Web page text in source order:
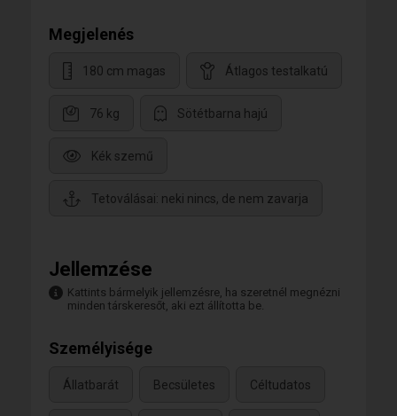
Megjelenés
180 cm magas Átlagos testalkatú
76 kg Sötétbarna hajú
Kék szemű
Tetoválásai: neki nincs, de nem zavarja
Jellemzése
Kattints bármelyik jellemzésre, ha szeretnél megnézni
minden társkeresőt, aki ezt állította be.
Személyisége
Állatbarát Becsületes Céltudatos